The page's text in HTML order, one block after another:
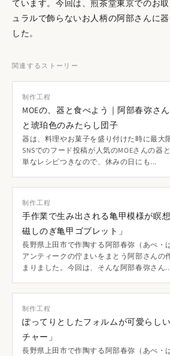
ラリとしたテクスチャが魅力です。
を洗って水気を切り、オーバルMにシン
た。自然熟成された発酵の香りに日本
夜長の良いおともに。
ています。今回は、煎茶堂東京でのお
ュラルで飾らないお人柄の阿部さんに
した。
関連するストーリー
制作工程
MOEの、器と食べよう｜阿部春弥さ
と琥珀色のみたらし団子
器は、料理やお菓子を盛り付けた時に最大
SNSでのフード投稿が人気のMOEさんの器
単なレシピつきなので、休みの日にも...
制作工程
手作業で生み出される亀甲模様が瞑
磁しのぎ亀甲ゴブレット」
長野県上田市で作陶する阿部春弥（あべ・
アンティークの佇まいをまとう阿部さんの
まりました。今回は、そんな阿部春弥さん
制作工程
ぽってりとしたフォルムが可愛らし
チャー」
長野県上田市で作陶する阿部春弥（あべ・